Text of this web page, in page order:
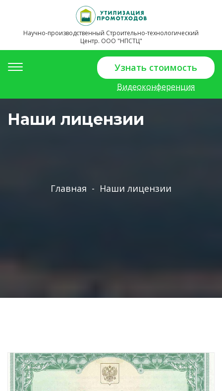
Научно-производственный Строительно-технологический
Центр. ООО "НПСТЦ"
Узнать стоимость
Видеоконференция
Toggle
Наши лицензии
Главная - Наши лицензии